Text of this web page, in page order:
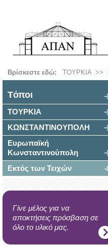
Βρίσκεστε εδώ: ΤΟΥΡΚΙΑ>>
Tόποι
ΤΟΥΡΚΙΑ
ΚΩΝΣΤΑΝΤΙΝΟΥΠΟΛΗ
Ευρωπαϊκή
Κωνσταντινούπολη
Εκτός των Τειχών
Γίνε μέλος για να
αποκτήσεις πρόσβαση σε
όλο το υλικό μας.